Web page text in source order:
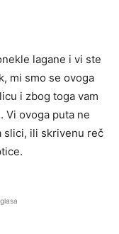
lagane i vi ste
mi smo se ovoga
i zbog toga vam
Vi ovoga puta ne
slici, ili skrivenu reč